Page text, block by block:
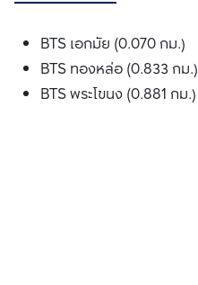
BTS เอกมัย (0.070 กม.)
BTS ทองหล่อ (0.833 กม.)
BTS พระโขนง (0.881 กม.)